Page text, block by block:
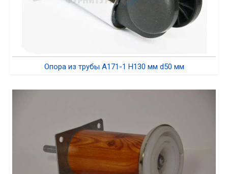
Опора из трубы A171-1 H130 мм d50 мм